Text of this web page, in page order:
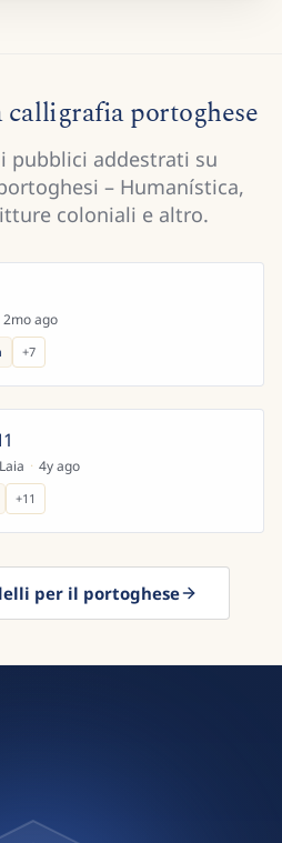
portoghese
pubblici addestrati su
– Humanística,
coloniali e altro.
2mo ago
+7
· 4y ago
+11
per il portoghese